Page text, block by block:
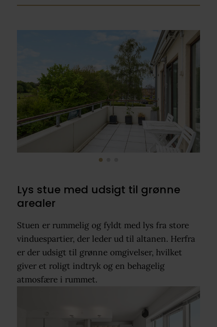
Lys stue med udsigt til grønne
arealer
Stuen er rummelig og fyldt med lys fra store
vinduespartier, der leder ud til altanen. Herfra
er der udsigt til grønne omgivelser, hvilket
giver et roligt indtryk og en behagelig
atmosfære i rummet.